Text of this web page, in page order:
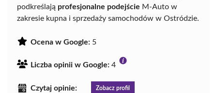
podkreślają profesjonalne podejście M-Auto w
zakresie kupna i sprzedaży samochodów w Ostródzie.
Ocena w Google: 5
Liczba opinii w Google: 4
Czytaj opinie: Zobacz profil